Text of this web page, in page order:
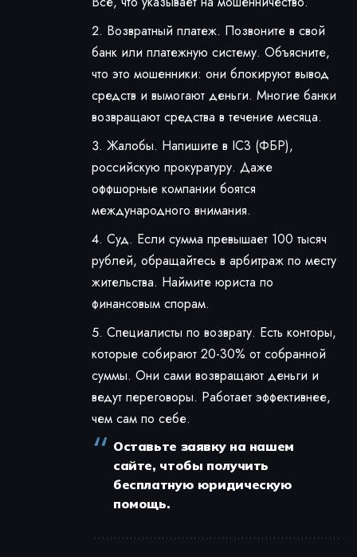
Возвратный платеж. Позвоните в свой
банк или платежную систему. Объясните,
что это мошенники: они блокируют вывод
средств и вымогают деньги. Многие банки
возвращают средства в течение месяца.
Жалобы. Напишите в IC3 (ФБР),
российскую прокуратуру. Даже
оффшорные компании боятся
международного внимания.
Суд. Если сумма превышает 100 тысяч
рублей, обращайтесь в арбитраж по месту
жительства. Наймите юриста по
финансовым спорам.
Специалисты по возврату. Есть конторы,
которые собирают 20-30% от собранной
суммы. Они сами возвращают деньги и
ведут переговоры. Работает эффективнее,
чем сам по себе.
Оставьте заявку на нашем
сайте, чтобы получить
бесплатную юридическую
помощь.